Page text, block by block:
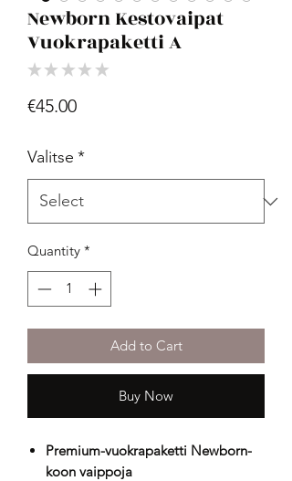
Newborn Kestovaipat
Vuokrapaketti A
★ ★ ★ ★ ★
€45.00Price
Valitse *
Quantity *
Add to Cart
Buy Now
Premium-vuokrapaketti Newborn-
koon vaippoja